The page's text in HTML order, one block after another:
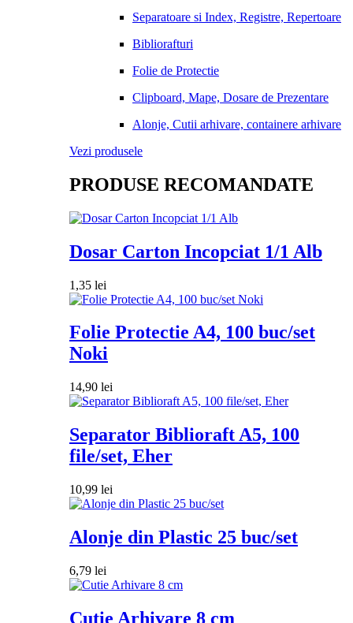
Separatoare si Index, Registre, Repertoare
Bibliorafturi
Folie de Protectie
Clipboard, Mape, Dosare de Prezentare
Alonje, Cutii arhivare, containere arhivare
Vezi produsele
PRODUSE RECOMANDATE
Dosar Carton Incopciat 1/1 Alb
1,35 lei
Folie Protectie A4, 100 buc/set
Noki
14,90 lei
Separator Biblioraft A5, 100
file/set, Eher
10,99 lei
Alonje din Plastic 25 buc/set
6,79 lei
Cutie Arhivare 8 cm